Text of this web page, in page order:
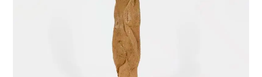
01_SCULPTURE
02_PHOTOGRAPHIQUE
03_COLLAGES
04_DESSINS
05_MONOTYPE